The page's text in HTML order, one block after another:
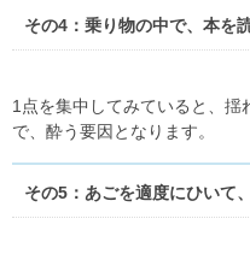
その4：乗り物の中で、本を
1点を集中してみていると、
で、酔う要因となります。
その5：あごを適度にひいて